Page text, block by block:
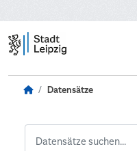
Datensätze